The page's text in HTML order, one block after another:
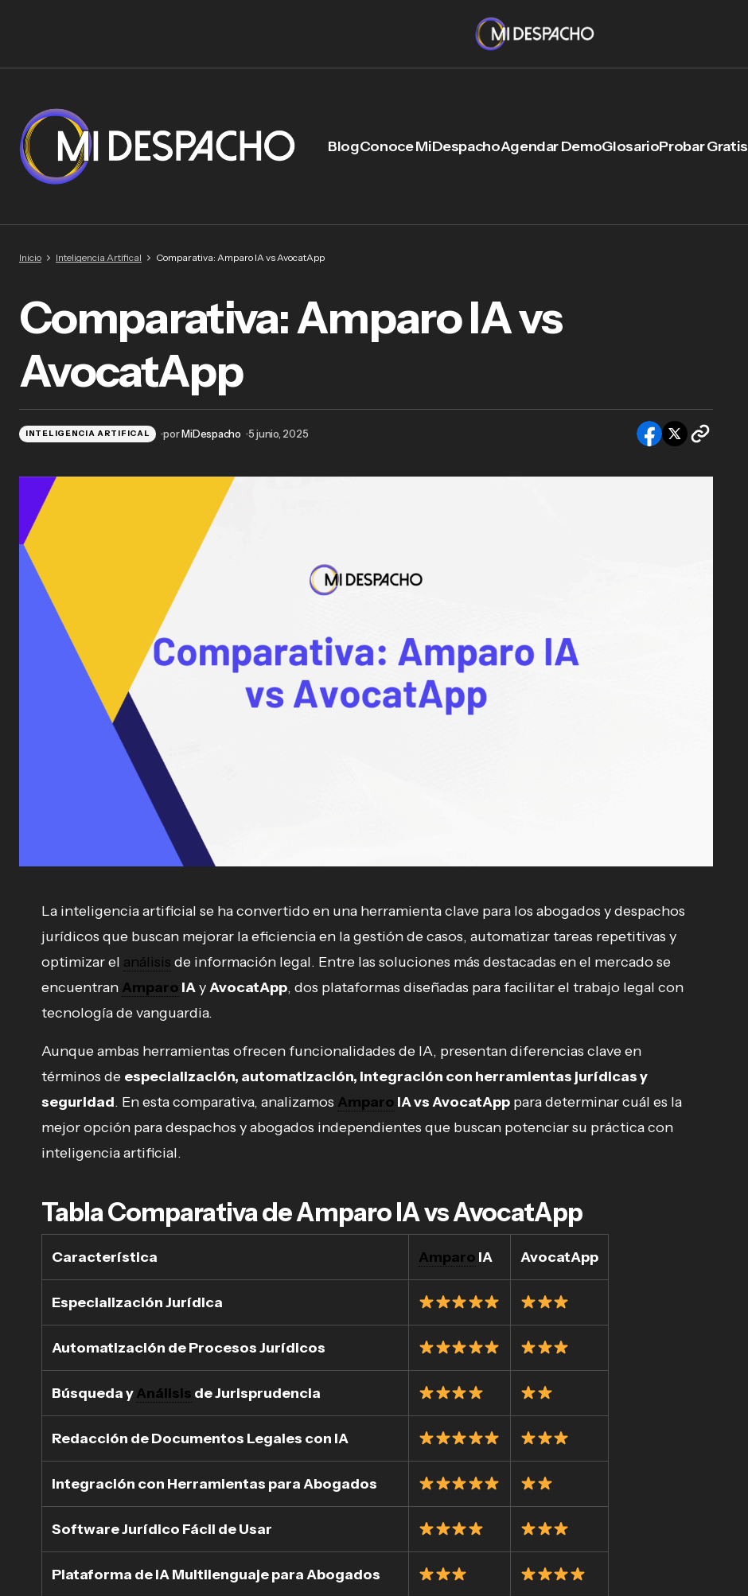
BlogConoce MiDespachoAgendar DemoGlosarioProbar Gratis
Comparativa: Amparo IA vs Sof-IA
Inicio Inteligencia Artifical Comparativa: Amparo IA vs AvocatApp
Comparativa: Amparo IA vs
AvocatApp
INTELIGENCIA ARTIFICAL porMiDespacho 5 junio, 2025
La inteligencia artificial se ha convertido en una herramienta clave para los abogados y despachos
jurídicos que buscan mejorar la eficiencia en la gestión de casos, automatizar tareas repetitivas y
optimizar el análisis de información legal. Entre las soluciones más destacadas en el mercado se
encuentran Amparo IAyAvocatApp, dos plataformas diseñadas para facilitar el trabajo legal con
tecnología de vanguardia.
Aunque ambas herramientas ofrecen funcionalidades de IA, presentan diferencias clave en
términos de especialización, automatización, integración con herramientas jurídicas y
seguridad. En esta comparativa, analizamos Amparo IA vs AvocatApp para determinar cuál es la
mejor opción para despachos y abogados independientes que buscan potenciar su práctica con
inteligencia artificial.
Tabla Comparativa de Amparo IA vs AvocatApp
Característica Amparo IA AvocatApp
Especialización Jurídica
Automatización de Procesos Jurídicos
Búsqueda yAnálisis de Jurisprudencia
Redacción de Documentos Legales con IA
Integración con Herramientas para Abogados
Software Jurídico Fácil de Usar
Plataforma de IA Multilenguaje para Abogados